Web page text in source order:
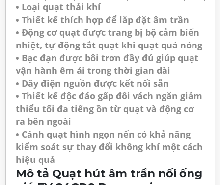
• Loại quạt thải khí
• Thiết kế thích hợp để lắp đặt âm trần
• Động cơ quạt được trang bị bộ cảm biến
nhiệt, tự động tắt quạt khi quạt quá nóng
• Bạc đạn được bôi trơn đầy đủ giúp quạt
vận hành êm ái trong thời gian dài
• Dây điện nguồn được kết nối sẵn
• Thiết kế độc đáo gấp đôi vách ngăn giảm
thiểu tối đa tiếng ồn từ quạt và động cơ
ra bên ngoài
• Cánh quạt hình ngọn nến có khả năng
kiểm soát sự thay đổi không khí một cách
hiệu quả
Mô tả Quạt hút âm trần nối ống